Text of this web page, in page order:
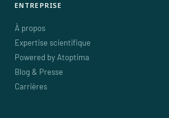
ENTREPRISE
À propos
Expertise scientifique
Powered by Atoptima
Blog & Presse
Carrières